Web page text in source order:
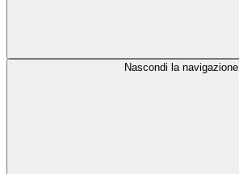
Nascondi la navigazione